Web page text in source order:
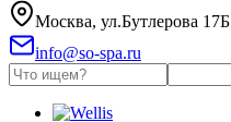
Москва, ул.Бутлерова 17Б
info@so-spa.ru